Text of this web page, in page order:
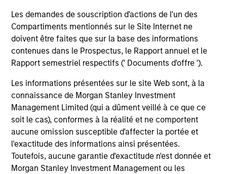
Les demandes de souscription d'actions de l'un des
Compartiments mentionnés sur le Site Internet ne
doivent être faites que sur la base des informations
contenues dans le Prospectus, le Rapport annuel et le
Rapport semestriel respectifs (' Documents d'offre ').
Les informations présentées sur le site Web sont, à la
connaissance de Morgan Stanley Investment
Management Limited (qui a dûment veillé à ce que ce
soit le cas), conformes à la réalité et ne comportent
aucune omission susceptible d'affecter la portée et
l'exactitude des informations ainsi présentées.
Toutefois, aucune garantie d'exactitude n'est donnée et
Morgan Stanley Investment Management ou les
Sustainable Emerging Markets Strategy
Core portfolio of quality growth companies,
seeking to deliver on financial objectives
and sustainability through thematic
alignment.
Team Insights